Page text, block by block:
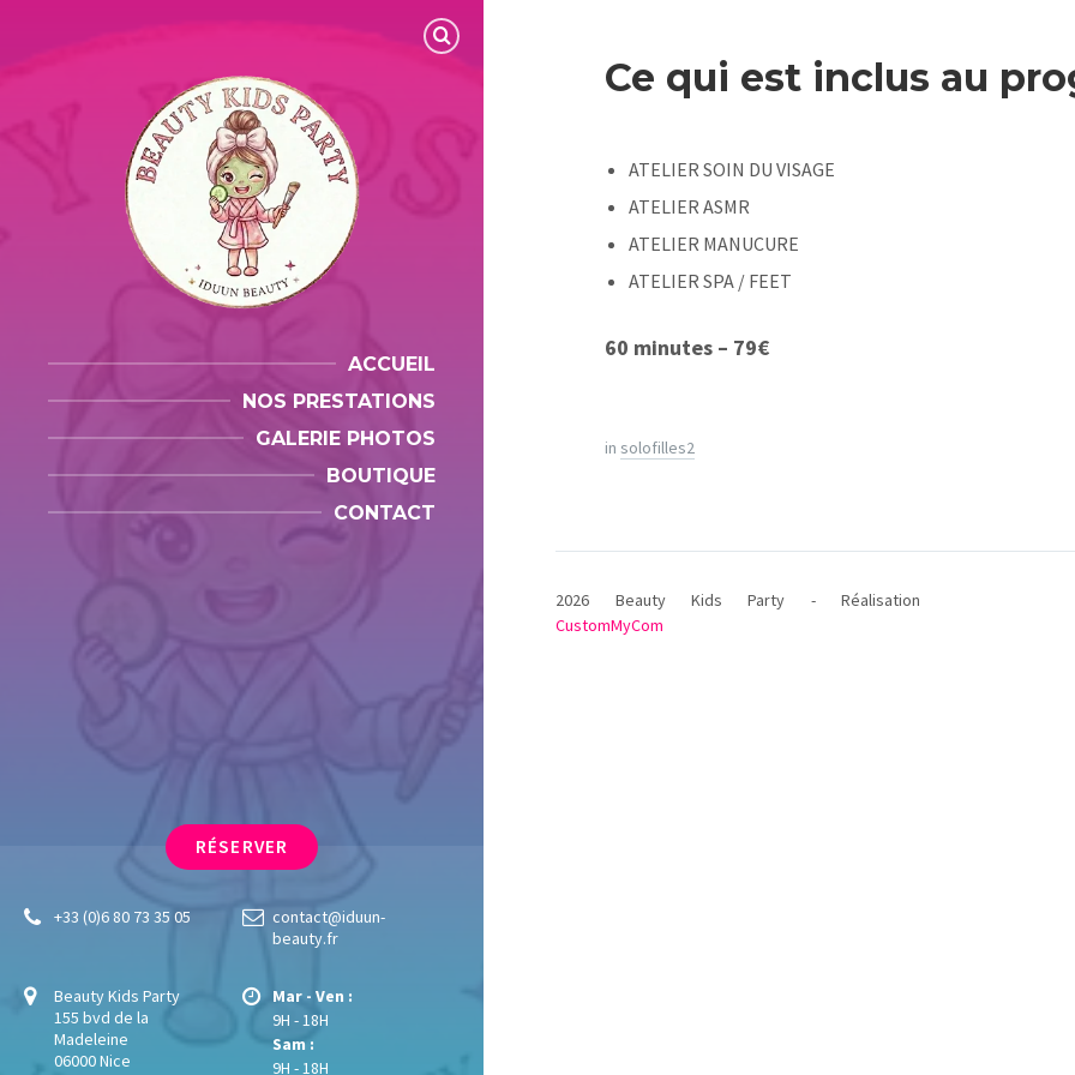
ACCUEIL
NOS PRESTATIONS
GALERIE PHOTOS
BOUTIQUE
CONTACT
RÉSERVER
+33 (0)6 80 73 35 05
contact@iduun-
beauty.fr
Beauty Kids Party
155 bvd de la
Madeleine
06000 Nice
Mar - Ven :
9H - 18H
Sam :
9H - 18H
Ce qui est inclus au
ATELIER SOIN DU VISAGE
ATELIER ASMR
ATELIER MANUCURE
ATELIER SPA / FEET
60 minutes – 79€
in solofilles2
2026 Beauty Kids Party - Réalisation
CustomMyCom